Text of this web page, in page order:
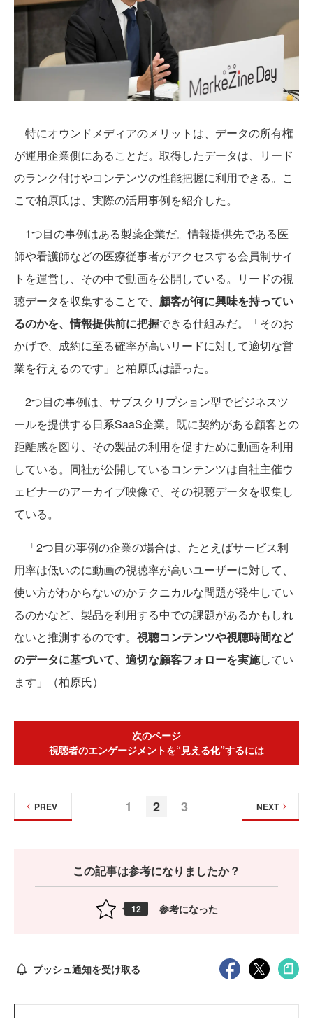
特にオウンドメディアのメリットは、データの所有権
が運用企業側にあることだ。取得したデータは、リード
のランク付けやコンテンツの性能把握に利用できる。こ
こで柏原氏は、実際の活用事例を紹介した。
1つ目の事例はある製薬企業だ。情報提供先である医
師や看護師などの医療従事者がアクセスする会員制サイ
トを運営し、その中で動画を公開している。リードの視
聴データを収集することで、 顧客が何に興味を持ってい
るのかを、情報提供前に把握できる仕組みだ。「そのお
かげで、成約に至る確率が高いリードに対して適切な営
業を行えるのです」と柏原氏は語った。
2つ目の事例は、サブスクリプション型でビジネスツ
ールを提供する日系SaaS企業。既に契約がある顧客との
距離感を図り、その製品の利用を促すために動画を利用
している。同社が公開しているコンテンツは自社主催ウ
ェビナーのアーカイブ映像で、その視聴データを収集し
ている。
「2つ目の事例の企業の場合は、たとえばサービス利
用率は低いのに動画の視聴率が高いユーザーに対して、
使い方がわからないのかテクニカルな問題が発生してい
るのかなど、製品を利用する中での課題があるかもしれ
ないと推測するのです。 視聴コンテンツや視聴時間など
のデータに基づいて、適切な顧客フォローを実施してい
ます」（柏原氏）
次のページ
視聴者のエンゲージメントを“見える化”するには
1 2 3
PREV NEXT
この記事は参考になりましたか？
12 参考になった
プッシュ通知を受け取る